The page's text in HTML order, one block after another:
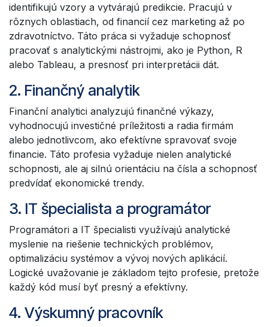
identifikujú vzory a vytvárajú predikcie. Pracujú v
rôznych oblastiach, od financií cez marketing až po
zdravotníctvo. Táto práca si vyžaduje schopnosť
pracovať s analytickými nástrojmi, ako je Python, R
alebo Tableau, a presnosť pri interpretácii dát.
2. Finančný analytik
Finanční analytici analyzujú finančné výkazy,
vyhodnocujú investičné príležitosti a radia firmám
alebo jednotlivcom, ako efektívne spravovať svoje
financie. Táto profesia vyžaduje nielen analytické
schopnosti, ale aj silnú orientáciu na čísla a schopnosť
predvídať ekonomické trendy.
3. IT špecialista a programátor
Programátori a IT špecialisti využívajú analytické
myslenie na riešenie technických problémov,
optimalizáciu systémov a vývoj nových aplikácií.
Logické uvažovanie je základom tejto profesie, pretože
každý kód musí byť presný a efektívny.
4. Výskumný pracovník